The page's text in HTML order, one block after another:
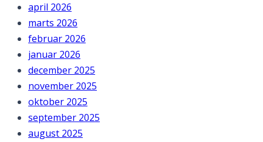
april 2026
marts 2026
februar 2026
januar 2026
december 2025
november 2025
oktober 2025
september 2025
august 2025